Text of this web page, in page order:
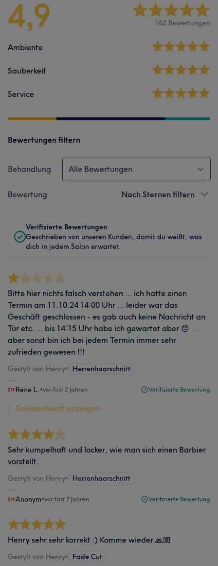
4,9 162 Bewertungen
Ambiente
Sauberkeit
Service
Bewertungen filtern
Behandlung Alle Bewertungen
Bewertung Nach Sternen filtern
Verifizierte Bewertungen
Geschrieben von unseren Kunden, damit du weißt, was
dich in jedem Salon erwartet.
Bitte hier nichts falsch verstehen ... ich hatte einen
Termin am 11.10.24 14:00 Uhr ... leider war das
Geschäft geschlossen - es gab auch keine Nachricht an
Tür etc. ... bis 14:15 Uhr habe ich gewartet aber 😞 ...
aber sonst bin ich bei jedem Termin immer sehr
zufrieden gewesen !!!
Gestylt von Henry• Herrenhaarschnitt
Rene L. •vor fast 2 Jahren Verifizierte Bewertung
Salonantwort anzeigen
Sehr kumpelhaft und locker, wie man sich einen Barbier
vorstellt.
Gestylt von Henry• Herrenhaarschnitt
Anonym•vor fast 2 Jahren Verifizierte Bewertung
Henry sehr sehr korrekt :) Komme wieder 🙏🏼
Gestylt von Henry• Fade Cut